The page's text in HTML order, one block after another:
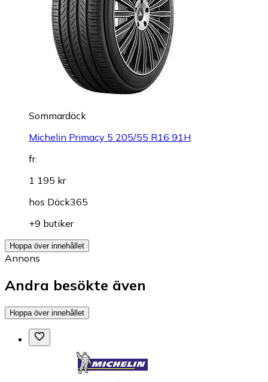
Sommardäck
Michelin Primacy 5 205/55 R16 91H
fr.
1 195 kr
hos Däck365
+9 butiker
Hoppa över innehållet
Annons
Andra besökte även
Hoppa över innehållet